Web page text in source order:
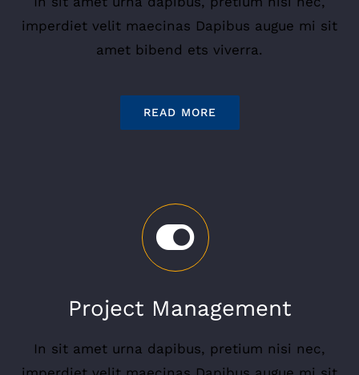
imperdiet velit maecinas Dapibus augue mi sit
amet bibend ets viverra.
READ MORE
Project Management
In sit amet urna dapibus, pretium nisi nec,